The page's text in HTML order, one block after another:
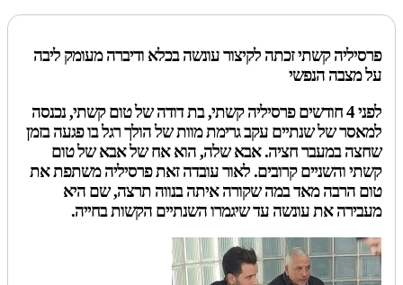
פרסיליה קשתי זכתה לקיצור עונשה בכלא ודיברה מעומק ליבה
על מצבה הנפשי
לפני 4 חודשים פרסיליה קשתי, בת דודה של טום קשתי, נכנסה
למאסר של שנתיים עקב גרימת מוות של הולך רגל בו פגעה בזמן
שחצה במעבר חציה. אבא שלה, הוא אח של אבא של טום
קשתי והשניים קרובים. לאור עובדה זאת פרסיליה משתפת את
טום הרבה מאד במה שקורה איתה בנווה תרצה, שם היא
מעבירה את עונשה עד שיגמרו השנתיים הקשות בחייה.